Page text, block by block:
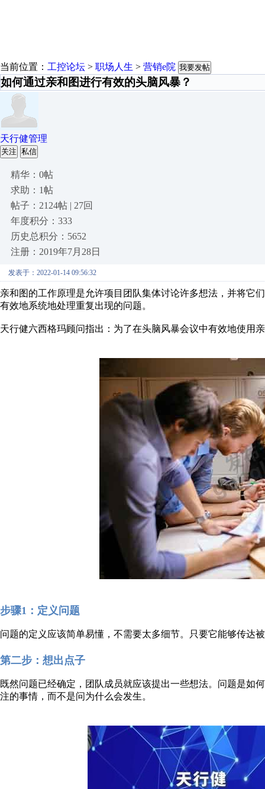
当前位置： 工控论坛 > 职场人生 > 营销e院 我要发帖
如何通过亲和图进行有效的头脑风暴？
天行健管理
关注 私信
精华：0帖
求助：1帖
帖子：2124帖 | 27回
年度积分：333
历史总积分：5652
注册：2019年7月28日
发表于：2022-01-14 09:56:32
亲和图的工作原理是允许项目团队集体讨论许多想法，并将它
有效地系统地处理重复出现的问题。
天行健六西格玛顾问指出：为了在头脑风暴会议中有效地使用
步骤1：定义问题
问题的定义应该简单易懂，不需要太多细节。只要它能够传达
第二步：想出点子
既然问题已经确定，团队成员就应该提出一些想法。问题是如
注的事情，而不是问为什么会发生。